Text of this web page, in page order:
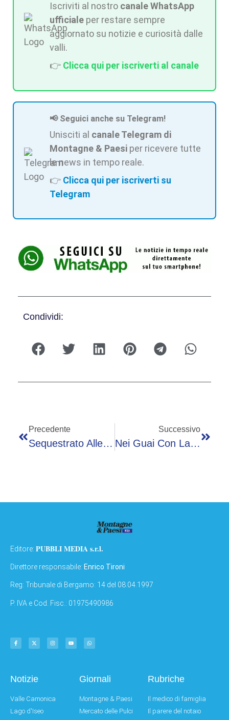
Iscriviti al nostro canale WhatsApp
ufficiale per restare sempre
aggiornato su notizie e curiosità dalle
valli.
👉 Clicca qui per iscriverti al canale
📢 Seguici anche su Telegram!
Unisciti al canale Telegram di
Montagne & Paesi per ricevere tutte
le news in tempo reale.
👉 Clicca qui per iscriverti su
Telegram
Condividi:
Precedente
Sequestrato Allevamento Di Bovine In Condizioni Pessime
Successivo
Nei Guai Con La Finanza Il Settore Sportivo Del Rally
Editore: PUBBLI MEDIA s.r.l.
Direttore responsabile: Enrico Tironi
Reg: Tribunale di Bergamo: 14 del 08.04.1997
P. IVA e Cod. Fisc.: 01975490986
Notizie
Valle Camonica
Lago d'Iseo
Giornali
Montagne & Paesi
Mercato delle Pulci
Rubriche
Il medico di famiglia
Il parere del notaio